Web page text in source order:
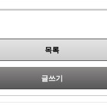
목록
글쓰기